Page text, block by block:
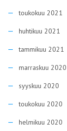
toukokuu 2021
huhtikuu 2021
tammikuu 2021
marraskuu 2020
syyskuu 2020
toukokuu 2020
helmikuu 2020